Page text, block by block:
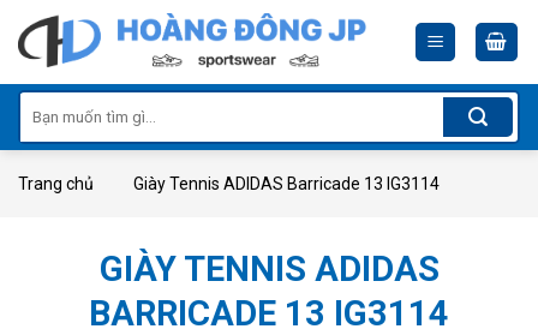
content
kiếm:
Trang chủ Giày Tennis ADIDAS Barricade 13 IG3114
GIÀY TENNIS ADIDAS
BARRICADE 13 IG3114